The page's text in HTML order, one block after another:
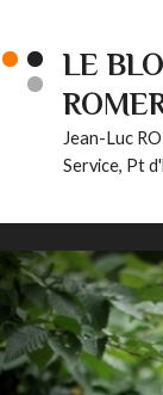
LE
Jean-Luc
Service, Pt